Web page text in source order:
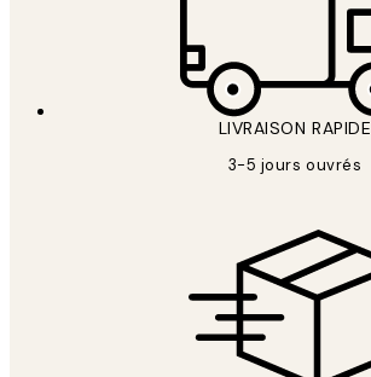
LIVRAISON RAPIDE
3-5 jours ouvrés